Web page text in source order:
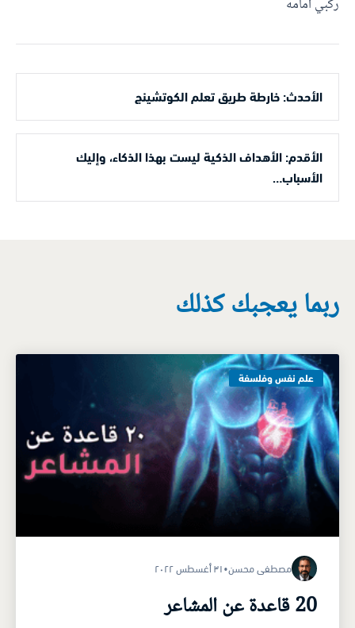
ركبي أمامه
الأحدث: خارطة طريق تعلم الكوتشينج
الأقدم: الأهداف الذكية ليست بهذا الذكاء، وإليك
الأسباب…
ربما يعجبك كذلك
علم نفس وفلسفة
مصطفى محسن•٣١ أغسطس ٢٠٢٢
20 قاعدة عن المشاعر